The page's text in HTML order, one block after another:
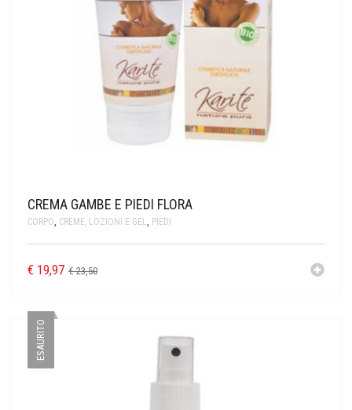
CREMA GAMBE E PIEDI FLORA
CORPO, CREME, LOZIONI E GEL, PIEDI
€23,50
€ 19,97
ESAURITO